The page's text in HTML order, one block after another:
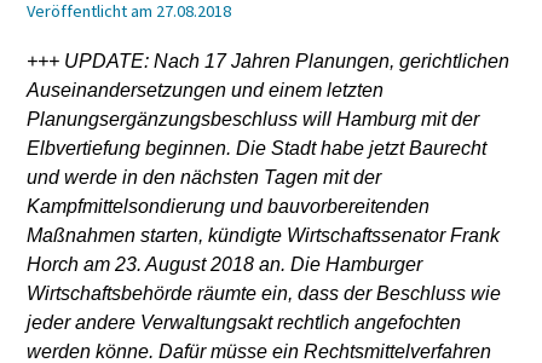
Veröffentlicht am 27.08.2018
+++ UPDATE: Nach 17 Jahren Planungen, gerichtlichen
Auseinandersetzungen und einem letzten
Planungsergänzungsbeschluss will Hamburg mit der
Elbvertiefung beginnen. Die Stadt habe jetzt Baurecht
und werde in den nächsten Tagen mit der
Kampfmittelsondierung und bauvorbereitenden
Maßnahmen starten, kündigte Wirtschaftssenator Frank
Horch am 23. August 2018 an. Die Hamburger
Wirtschaftsbehörde räumte ein, dass der Beschluss wie
jeder andere Verwaltungsakt rechtlich angefochten
werden könne. Dafür müsse ein Rechtsmittelverfahren